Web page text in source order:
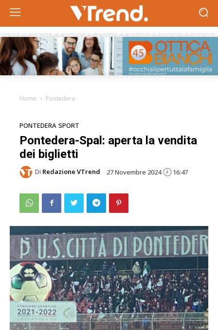
Home Pontedera
PONTEDERA SPORT
Pontedera-Spal: aperta la vendita
dei biglietti
Di Redazione VTrend 27 Novembre 2024 16:47